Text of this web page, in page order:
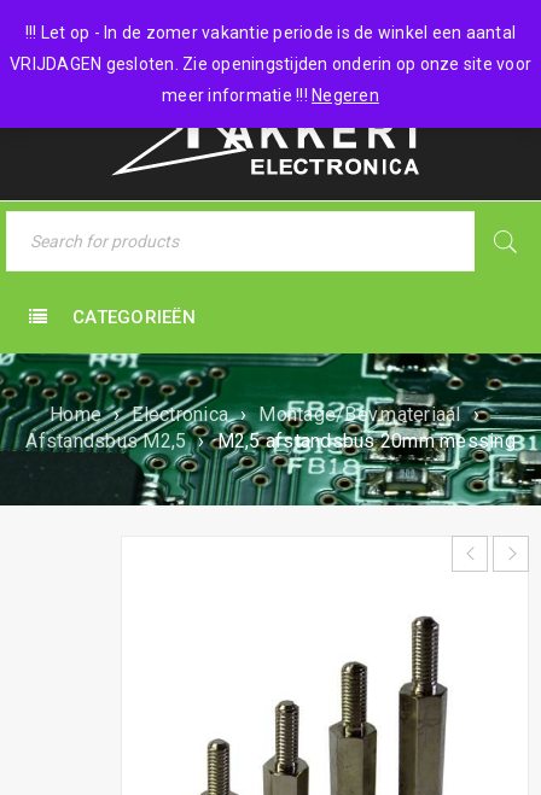
!!! Let op - In de zomer vakantie periode is de winkel een aantal
VRIJDAGEN gesloten. Zie openingstijden onderin op onze site voor
meer informatie !!! Negeren
0 items - €0,00
CATEGORIEËN
Home › Electronica › Montage/Bev.materiaal ›
Afstandsbus M2,5 › M2,5 afstandsbus 20mm messing